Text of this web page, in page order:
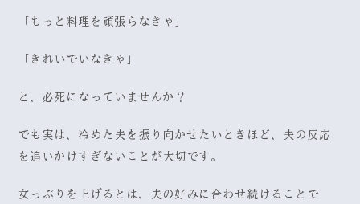
「もっと料理を頑張らなきゃ」
「きれいでいなきゃ」
と、必死になっていませんか？
でも実は、冷めた夫を振り向かせたいときほど、夫の反応
を追いかけすぎないことが大切です。
女っぷりを上げるとは、夫の好みに合わせ続けることで